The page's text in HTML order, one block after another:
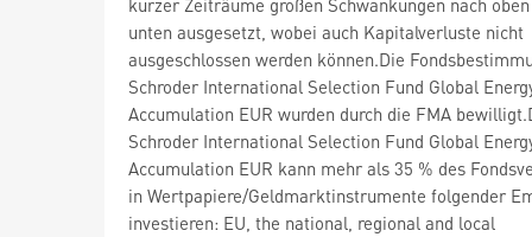
kurzer Zeiträume großen Schwankungen nach
unten ausgesetzt, wobei auch Kapitalverluste nicht
ausgeschlossen werden können.Die
Schroder International Selection Fund Global
Accumulation EUR wurden durch die FMA
Schroder International Selection Fund Global
Accumulation EUR kann mehr als 35 % des
in Wertpapiere/Geldmarktinstrumente folgender
investieren: EU, the national, regional and local